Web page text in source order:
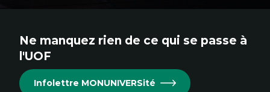
Cet
s'ouvrira
dans
Cet
s'ouvrira
dans
Cet
s'ouvrira
dans
Cet
s'ouvrira
dans
Cet
s'ouvrira
dans
Ne manquez rien de ce qui se passe à
l'UOF
Infolettre MONUNIVERSité